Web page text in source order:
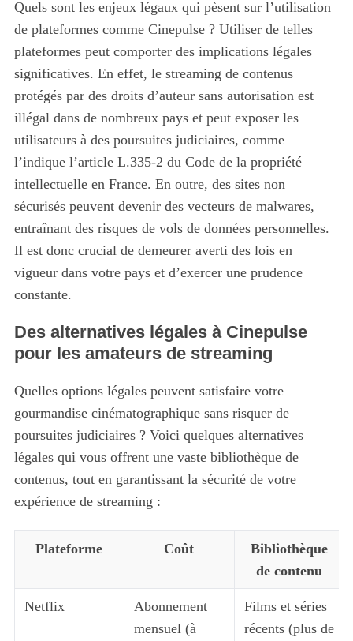
Quels sont les enjeux légaux qui pèsent sur l’utilisation
de plateformes comme Cinepulse ? Utiliser de telles
plateformes peut comporter des implications légales
significatives. En effet, le streaming de contenus
protégés par des droits d’auteur sans autorisation est
illégal dans de nombreux pays et peut exposer les
utilisateurs à des poursuites judiciaires, comme
l’indique l’article L.335-2 du Code de la propriété
intellectuelle en France. En outre, des sites non
sécurisés peuvent devenir des vecteurs de malwares,
entraînant des risques de vols de données personnelles.
Il est donc crucial de demeurer averti des lois en
vigueur dans votre pays et d’exercer une prudence
constante.
Des alternatives légales à Cinepulse
pour les amateurs de streaming
Quelles options légales peuvent satisfaire votre
gourmandise cinématographique sans risquer de
poursuites judiciaires ? Voici quelques alternatives
légales qui vous offrent une vaste bibliothèque de
contenus, tout en garantissant la sécurité de votre
expérience de streaming :
Plateforme Coût
Bibliothèque
de contenu
Netflix
Abonnement
mensuel (à
Films et séries
récents (plus de
S
e
a
o
: